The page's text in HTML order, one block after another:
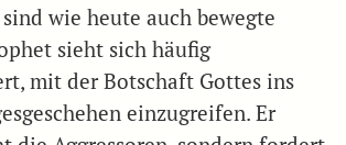
sind wie heute auch bewegte
sieht sich häufig
mit der Botschaft Gottes ins
einzugreifen. Er